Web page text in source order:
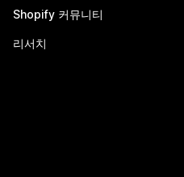
Shopify 커뮤니티
리서치